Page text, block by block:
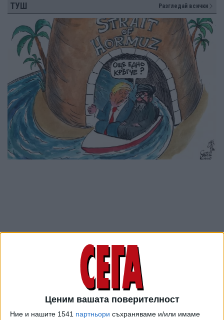
Ценим вашата поверителност
Ние и нашите 1541 партньори съхраняваме и/или имаме
ТУШ Разгледай всички